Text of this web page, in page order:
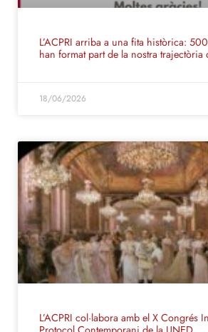
L’ACPRI arriba a una fita històrica:
han format part de la nostra
18/06/2026
L’ACPRI col·labora amb el X Congrés